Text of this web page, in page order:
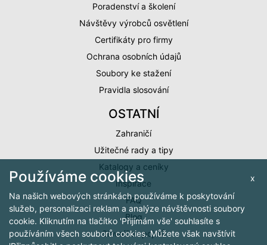
Poradenství a školení
Návštěvy výrobců osvětlení
Certifikáty pro firmy
Ochrana osobních údajů
Soubory ke stažení
Pravidla slosování
OSTATNÍ
Zahraničí
Užitečné rady a tipy
Katalogy a ceníky
Inspirace
FAQ
Blog
Slovníček pojmů
x
Používáme cookies
Na našich webových stránkách používáme k poskytování
služeb, personalizaci reklam a analýze návštěvnosti soubory
cookie. Kliknutím na tlačítko 'Přijímám vše' souhlasíte s
používáním všech souborů cookies. Můžete však navštívit